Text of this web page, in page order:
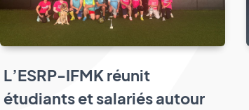
L’ESRP-IFMK réunit
étudiants et salariés autour